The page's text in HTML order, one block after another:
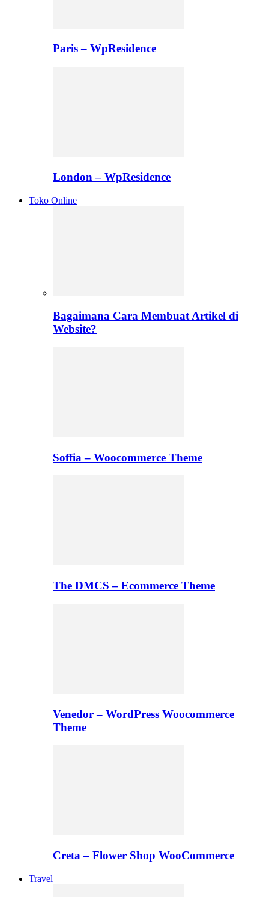
Paris – WpResidence
London – WpResidence
Toko Online
Bagaimana Cara Membuat Artikel di
Website?
Soffia – Woocommerce Theme
The DMCS – Ecommerce Theme
Venedor – WordPress Woocommerce
Theme
Creta – Flower Shop WooCommerce
Travel